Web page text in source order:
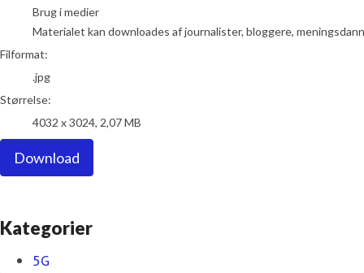
Brug i medier
Materialet kan downloades af journalister, bloggere,
Filformat:
.jpg
Størrelse:
4032 x 3024, 2,07 MB
Download
Kategorier
5G